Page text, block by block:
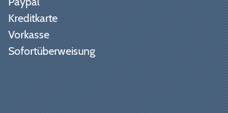
Kreditkarte
Vorkasse
Sofortüberweisung